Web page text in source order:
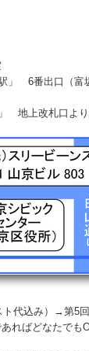
」 6番出口（富
地上改札口よ
代込み）→第5
ばどなたでも